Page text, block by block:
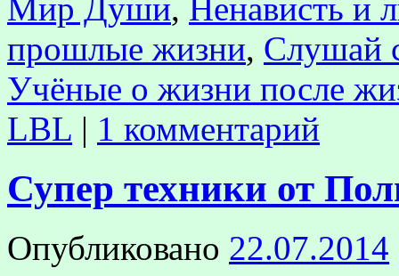
Мир Души, Ненависть и
прошлые жизни, Слушай
Учёные о жизни после
LBL | 1 комментарий
Супер техники от
Опубликовано 22.07.2014